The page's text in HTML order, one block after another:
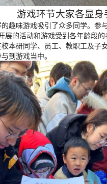
游戏环节大家各显身
趣味游戏吸引了众多同学。参
展的活动和游戏受到各年龄段
本研同学、员工、教职工及子
到游戏当中。